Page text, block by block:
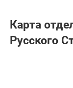
Карта
Русского